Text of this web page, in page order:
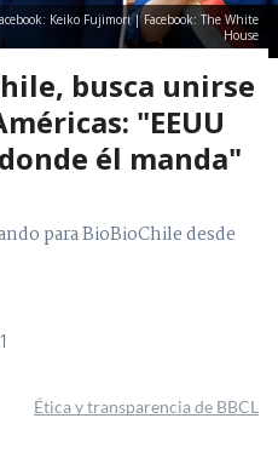
Keiko Fujimori | Facebook: The White
House
busca unirse
"EEUU
él manda"
para BioBioChile desde
Ética y transparencia de BBCL